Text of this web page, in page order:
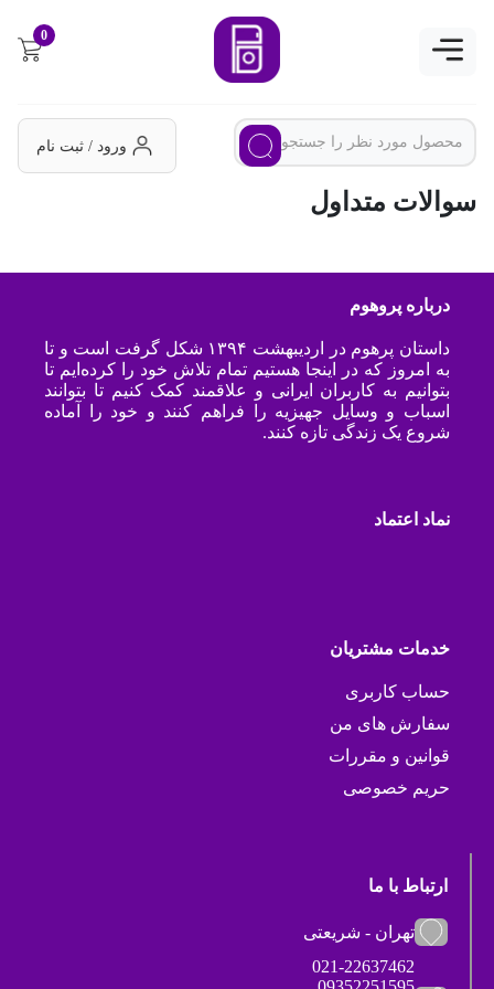
0
ورود / ثبت نام
سوالات متداول
درباره پروهوم
داستان پرهوم در اردیبهشت ۱۳۹۴ شکل گرفت است و تا
به امروز که در اینجا هستیم تمام تلاش خود را کرده‌ایم تا
بتوانیم به کاربران ایرانی و علاقمند کمک کنیم تا بتوانند
اسباب و وسایل جهیزیه را فراهم کنند و خود را آماده
شروع یک زندگی تازه کنند.
نماد اعتماد
خدمات مشتریان
حساب کاربری
سفارش های من
قوانین و مقررات
حریم خصوصی
ارتباط با ما
تهران - شریعتی
021-22637462